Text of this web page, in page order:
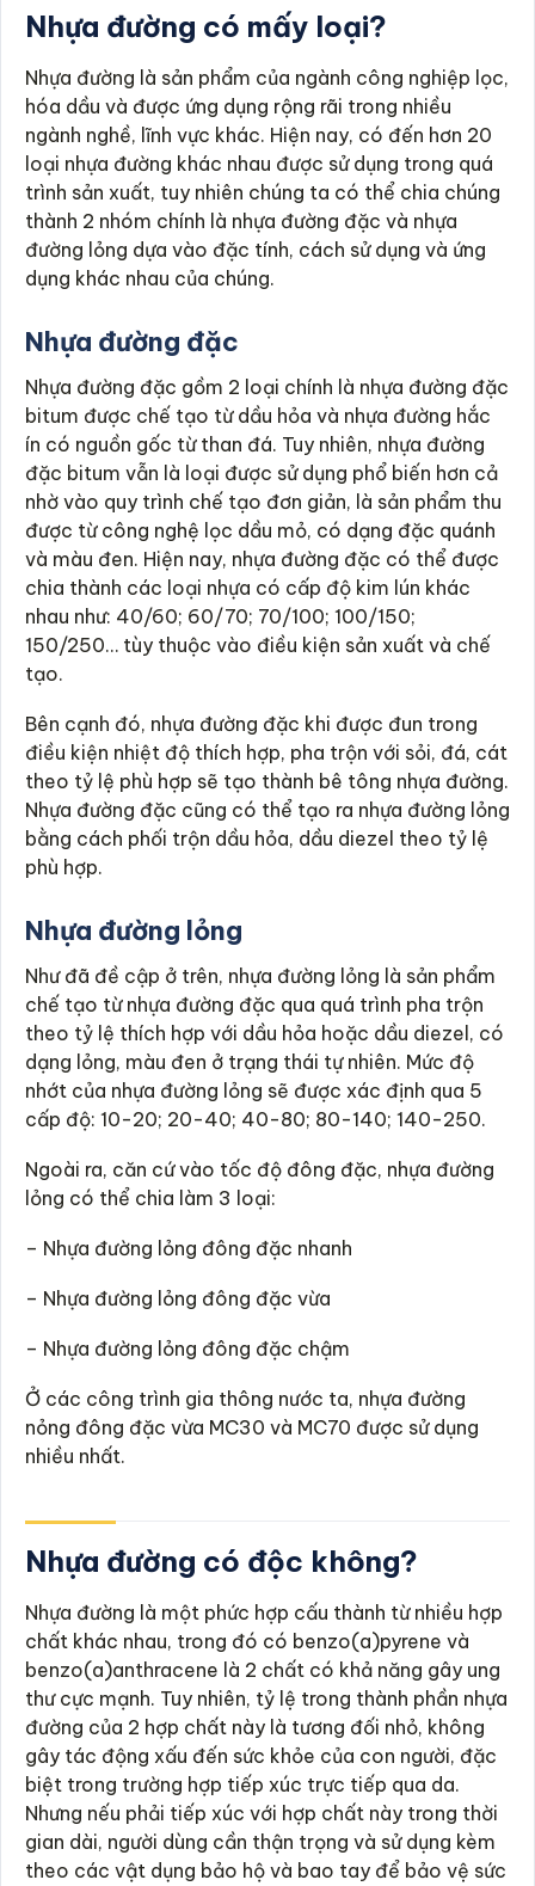
Nhựa đường có mấy loại?
Nhựa đường là sản phẩm của ngành công nghiệp lọc,
hóa dầu và được ứng dụng rộng rãi trong nhiều
ngành nghề, lĩnh vực khác. Hiện nay, có đến hơn 20
loại nhựa đường khác nhau được sử dụng trong quá
trình sản xuất, tuy nhiên chúng ta có thể chia chúng
thành 2 nhóm chính là nhựa đường đặc và nhựa
đường lỏng dựa vào đặc tính, cách sử dụng và ứng
dụng khác nhau của chúng.
Nhựa đường đặc
Nhựa đường đặc gồm 2 loại chính là nhựa đường đặc
bitum được chế tạo từ dầu hỏa và nhựa đường hắc
ín có nguồn gốc từ than đá. Tuy nhiên, nhựa đường
đặc bitum vẫn là loại được sử dụng phổ biến hơn cả
nhờ vào quy trình chế tạo đơn giản, là sản phẩm thu
được từ công nghệ lọc dầu mỏ, có dạng đặc quánh
và màu đen. Hiện nay, nhựa đường đặc có thể được
chia thành các loại nhựa có cấp độ kim lún khác
nhau như: 40/60; 60/70; 70/100; 100/150;
150/250… tùy thuộc vào điều kiện sản xuất và chế
tạo.
Bên cạnh đó, nhựa đường đặc khi được đun trong
điều kiện nhiệt độ thích hợp, pha trộn với sỏi, đá, cát
theo tỷ lệ phù hợp sẽ tạo thành bê tông nhựa đường.
Nhựa đường đặc cũng có thể tạo ra nhựa đường lỏng
bằng cách phối trộn dầu hỏa, dầu diezel theo tỷ lệ
phù hợp.
Nhựa đường lỏng
Như đã đề cập ở trên, nhựa đường lỏng là sản phẩm
chế tạo từ nhựa đường đặc qua quá trình pha trộn
theo tỷ lệ thích hợp với dầu hỏa hoặc dầu diezel, có
dạng lỏng, màu đen ở trạng thái tự nhiên. Mức độ
nhớt của nhựa đường lỏng sẽ được xác định qua 5
cấp độ: 10-20; 20-40; 40-80; 80-140; 140-250.
Ngoài ra, căn cứ vào tốc độ đông đặc, nhựa đường
lỏng có thể chia làm 3 loại:
– Nhựa đường lỏng đông đặc nhanh
– Nhựa đường lỏng đông đặc vừa
– Nhựa đường lỏng đông đặc chậm
Ở các công trình gia thông nước ta, nhựa đường
nỏng đông đặc vừa MC30 và MC70 được sử dụng
nhiều nhất.
Nhựa đường có độc không?
Nhựa đường là một phức hợp cấu thành từ nhiều hợp
chất khác nhau, trong đó có benzo(a)pyrene và
benzo(a)anthracene là 2 chất có khả năng gây ung
thư cực mạnh. Tuy nhiên, tỷ lệ trong thành phần nhựa
đường của 2 hợp chất này là tương đối nhỏ, không
gây tác động xấu đến sức khỏe của con người, đặc
biệt trong trường hợp tiếp xúc trực tiếp qua da.
Nhưng nếu phải tiếp xúc với hợp chất này trong thời
gian dài, người dùng cần thận trọng và sử dụng kèm
theo các vật dụng bảo hộ và bao tay để bảo vệ sức